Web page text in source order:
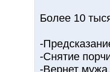
Более 10
-
-Снятие
-Вернет